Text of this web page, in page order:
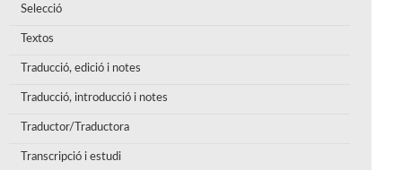
Selecció
Textos
Traducció, edició i notes
Traducció, introducció i notes
Traductor/Traductora
Transcripció i estudi